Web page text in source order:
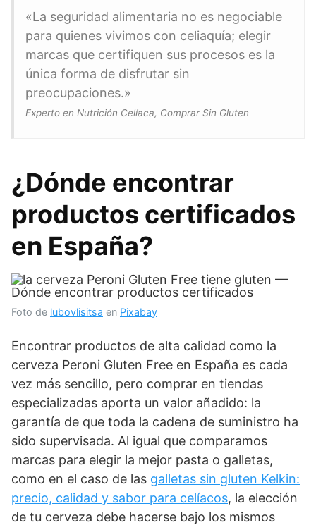
«La seguridad alimentaria no es negociable
para quienes vivimos con celiaquía; elegir
marcas que certifiquen sus procesos es la
única forma de disfrutar sin
preocupaciones.»
Experto en Nutrición Celíaca, Comprar Sin Gluten
¿Dónde encontrar
productos certificados
en España?
Foto de lubovlisitsa en Pixabay
Encontrar productos de alta calidad como la
cerveza Peroni Gluten Free en España es cada
vez más sencillo, pero comprar en tiendas
especializadas aporta un valor añadido: la
garantía de que toda la cadena de suministro ha
sido supervisada. Al igual que comparamos
marcas para elegir la mejor pasta o galletas,
como en el caso de las galletas sin gluten Kelkin:
precio, calidad y sabor para celíacos, la elección
de tu cerveza debe hacerse bajo los mismos